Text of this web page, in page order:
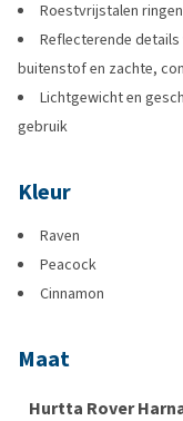
Roestvrijstalen
Reflecterende
buitenstof en zachte,
Lichtgewicht en
gebruik
Kleur
Raven
Peacock
Cinnamon
Maat
Hurtta Rover